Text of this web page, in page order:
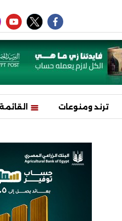
facebook
twitter
ترند ومنوعات القائمة